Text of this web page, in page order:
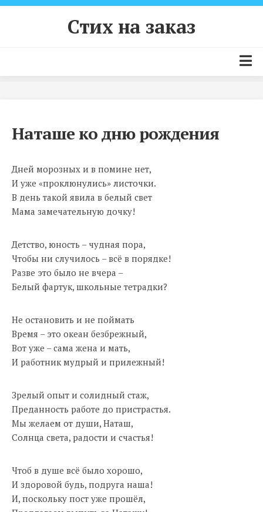
Skip
Стих на заказ
Как заказать стих?
Контакты
Наташе ко дню рождения
Дней морозных и в помине нет,
И уже «проклюнулись» листочки.
В день такой явила в белый свет
Мама замечательную дочку!
Детство, юность – чудная пора,
Чтобы ни случилось – всё в порядке!
Разве это было не вчера –
Белый фартук, школьные тетрадки?
Не остановить и не поймать
Время – это океан безбрежный,
Вот уже – сама жена и мать,
И работник мудрый и прилежный!
Зрелый опыт и солидный стаж,
Преданность работе до пристрастья.
Мы желаем от души, Наташ,
Солнца света, радости и счастья!
Чтоб в душе всё было хорошо,
И здоровой будь, подруга наша!
И, поскольку пост уже прошёл,